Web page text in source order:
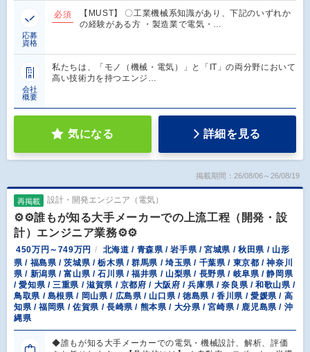
応募
資格
必須
【MUST】 〇工業機械系知識があり、下記のいずれか
の経験がある方 ・製造業で電気・…
会社
概要
私たちは、「モノ（機械・電気）」と「IT」の両分野において
高い技術力を持つエンジ…
気になる 詳細を見る
掲載期間：26/08/06～26/08/19
再掲載 設計・開発エンジニア（電気）
⚙️⚙️誰もが知る大手メーカーでの上流工程（開発・設
計）エンジニア業務⚙️⚙️
450万円～749万円
北海道 / 青森県 / 岩手県 / 宮城県 / 秋田県 / 山形
県 / 福島県 / 茨城県 / 栃木県 / 群馬県 / 埼玉県 / 千葉県 / 東京都 / 神奈川
県 / 新潟県 / 富山県 / 石川県 / 福井県 / 山梨県 / 長野県 / 岐阜県 / 静岡県
/ 愛知県 / 三重県 / 滋賀県 / 京都府 / 大阪府 / 兵庫県 / 奈良県 / 和歌山県 /
鳥取県 / 島根県 / 岡山県 / 広島県 / 山口県 / 徳島県 / 香川県 / 愛媛県 / 高
知県 / 福岡県 / 佐賀県 / 長崎県 / 熊本県 / 大分県 / 宮崎県 / 鹿児島県 / 沖
縄県
◆誰もが知る大手メーカーでの電気・機械設計、解析、評価